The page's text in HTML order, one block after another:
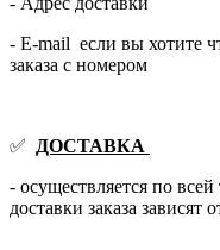
- E-mail если вы хотите
заказа с номером
✅
ДОСТАВКА
- осуществляется по
доставки заказа зависят